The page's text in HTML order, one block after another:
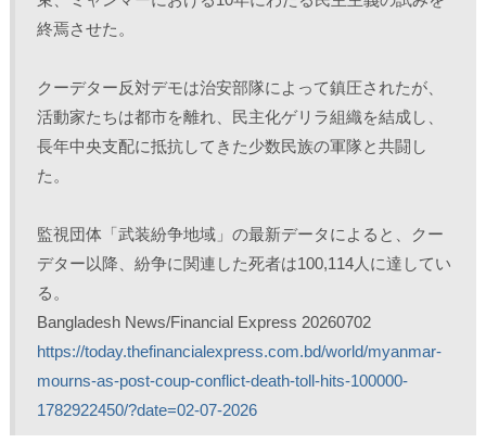
終焉させた。
クーデター反対デモは治安部隊によって鎮圧されたが、
活動家たちは都市を離れ、民主化ゲリラ組織を結成し、
長年中央支配に抵抗してきた少数民族の軍隊と共闘し
た。
監視団体「武装紛争地域」の最新データによると、クー
デター以降、紛争に関連した死者は100,114人に達してい
る。
Bangladesh News/Financial Express 20260702
https://today.thefinancialexpress.com.bd/world/myanmar-
mourns-as-post-coup-conflict-death-toll-hits-100000-
1782922450/?date=02-07-2026